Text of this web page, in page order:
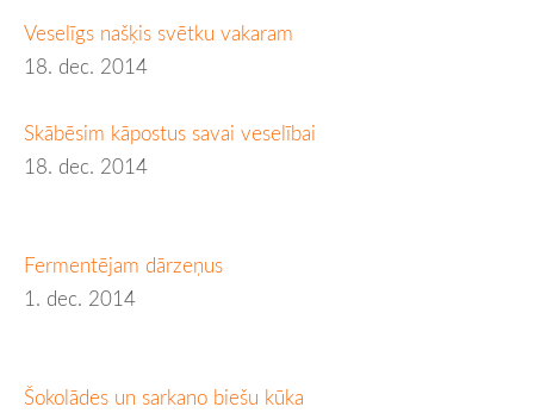
Veselīgs našķis svētku vakaram
18. dec. 2014
Skābēsim kāpostus savai veselībai
18. dec. 2014
Fermentējam dārzeņus
1. dec. 2014
Šokolādes un sarkano biešu kūka